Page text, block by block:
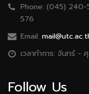
Phone: (045) 240-
576
Email:
เวลาทำการ: จันทร์ -
Follow Us